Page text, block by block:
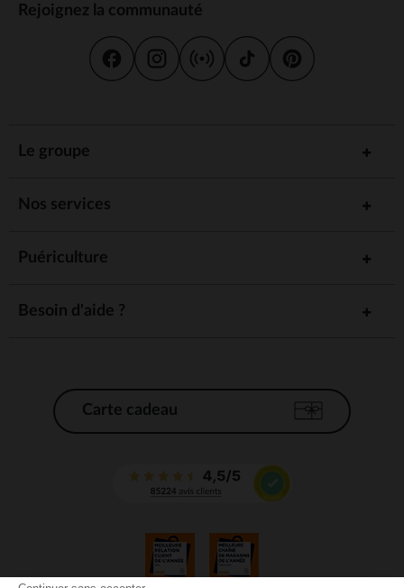
Rejoignez la communauté
Le groupe
Nos services
Puériculture
Besoin d'aide ?
Carte cadeau